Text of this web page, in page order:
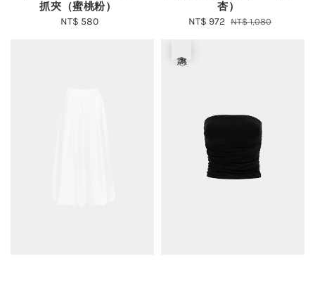
抓夾（蜜桃粉）
Regular
NT$ 580
杏）
Sale
NT$ 972 Regular
NT$ 1,080